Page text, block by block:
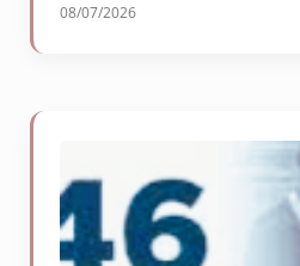
08/07/2026